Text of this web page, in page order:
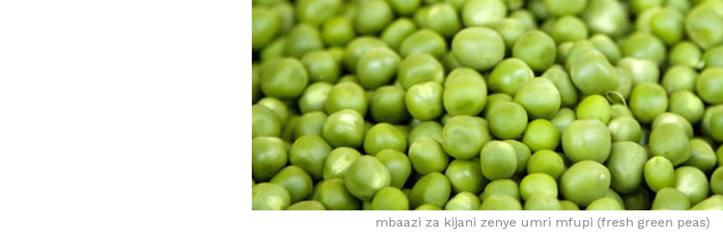
mbaazi za kijani zenye umri mfupi (fresh green peas)